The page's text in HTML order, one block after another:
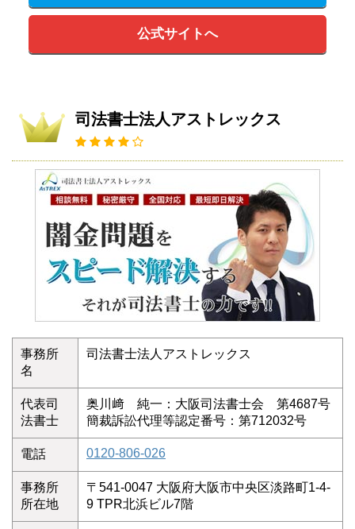
公式サイトへ
司法書士法人アストレックス
事務所
名
司法書士法人アストレックス
代表司
法書士
奥川﨑 純一：大阪司法書士会 第4687号
簡裁訴訟代理等認定番号：第712032号
電話 0120-806-026
事務所
所在地
〒541-0047 大阪府大阪市中央区淡路町1-4-
9 TPR北浜ビル7階